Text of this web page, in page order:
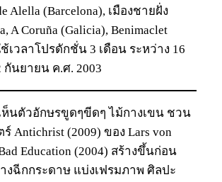
Alella (Barcelona), เมืองชายฝั่ง
A Coruña (Galicia), Benimaclet
ช้เวลาโปรดักชั่น 3 เดือน ระหว่าง 16
กันยายน ค.ศ. 2003
นตัวอักษรขูดๆขีดๆ ไม้กางเขน ชวน
Antichrist (2009) ของ Lars von
Education (2004) สร้างขึ้นก่อน
งฉีกกระดาษ แบ่งเฟรมภาพ ศิลปะ